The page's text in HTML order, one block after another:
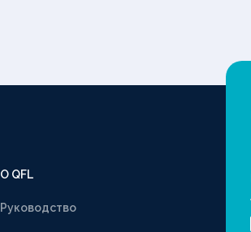
О QFL
Руководство